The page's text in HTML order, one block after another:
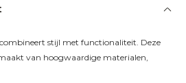
stijl met functionaliteit. Deze
van hoogwaardige materialen,